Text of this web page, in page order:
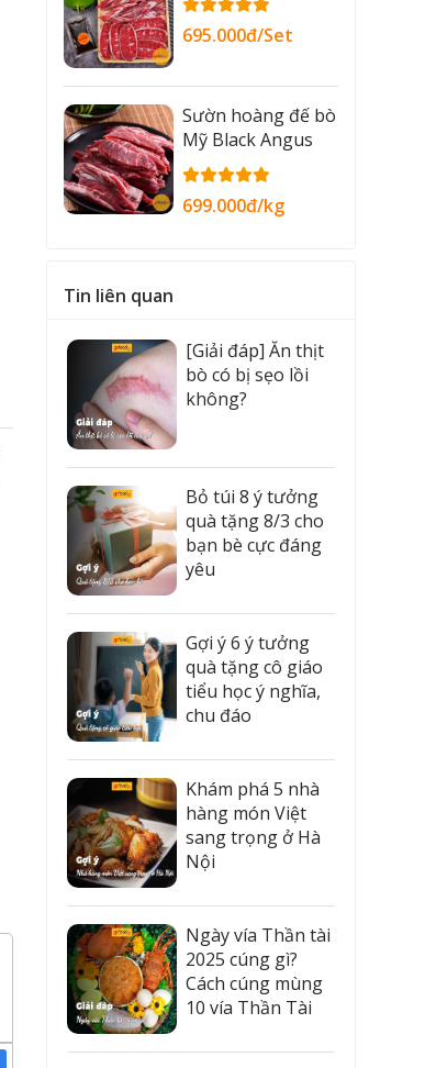
695.000đ/Set
Sườn hoàng đế bò
Mỹ Black Angus
699.000đ/kg
Tin liên quan
[Giải đáp] Ăn thịt
bò có bị sẹo lồi
không?
Bỏ túi 8 ý tưởng
quà tặng 8/3 cho
bạn bè cực đáng
yêu
Gợi ý 6 ý tưởng
quà tặng cô giáo
tiểu học ý nghĩa,
chu đáo
Khám phá 5 nhà
hàng món Việt
sang trọng ở Hà
Nội
Ngày vía Thần tài
2025 cúng gì?
Cách cúng mùng
10 vía Thần Tài